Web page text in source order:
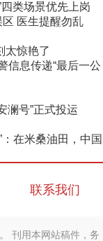
类场景优先上岗
区 医生提醒勿乱
太惊艳了
信息传递“最后一公
澜号”正式投运
在米桑油田，中国
联系我们
刊用本网站稿件，务